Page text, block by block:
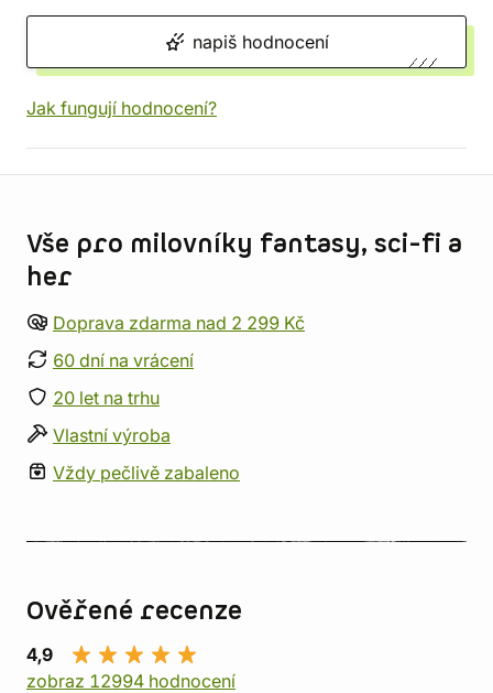
napiš hodnocení
Jak fungují hodnocení?
Vše pro milovníky fantasy, sci-fi a
her
Doprava zdarma nad 2 299 Kč
60 dní na vrácení
20 let na trhu
Vlastní výroba
Vždy pečlivě zabaleno
Ověřené recenze
4,9
zobraz 12994 hodnocení